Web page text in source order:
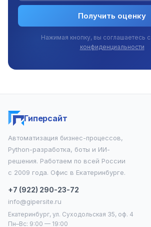
Получить оценку
Нажимая кнопку, вы соглашаетесь с
конфиденциальности
Гиперсайт
Автоматизация бизнес-процессов,
Python-разработка, боты и ИИ-
решения. Работаем по всей России
с 2009 года. Офис в Екатеринбурге.
+7 (922) 290-23-72
info@gipersite.ru
Екатеринбург, ул. Суходольская 35, оф. 4
Пн–Вс: 9:00 — 19:00